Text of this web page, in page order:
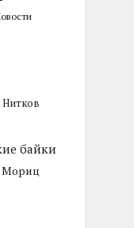
Нитков
байки